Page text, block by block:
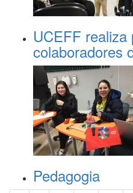
UCEFF
colaboradores
Pedagogia